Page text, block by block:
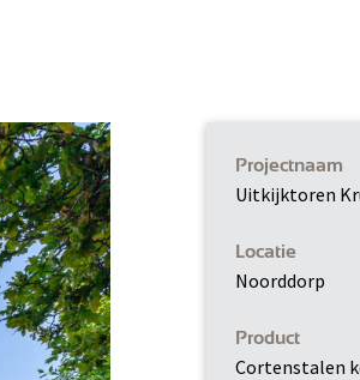
Projectnaam
Uitkijktoren
Locatie
Noorddorp
Product
Cortenstalen